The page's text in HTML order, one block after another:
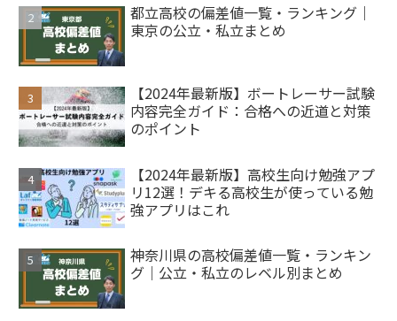
都立高校の偏差値一覧・ランキング｜
東京の公立・私立まとめ
【2024年最新版】ボートレーサー試験
内容完全ガイド：合格への近道と対策
のポイント
【2024年最新版】高校生向け勉強アプ
リ12選！デキる高校生が使っている勉
強アプリはこれ
神奈川県の高校偏差値一覧・ランキン
グ｜公立・私立のレベル別まとめ